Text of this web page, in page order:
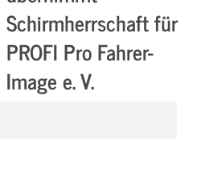
Schirmherrschaft für
PROFI Pro Fahrer-
Image e. V.